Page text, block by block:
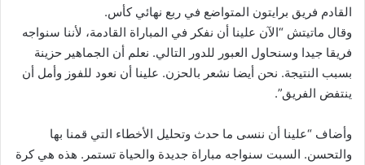
القادم فريق برايتون المتواضع في ربع نهائي كأس.
وقال ماتيتش “الآن علينا أن نفكر في المباراة القادمة، لأننا سنواجه
فريقا جيدا وسنحاول العبور للدور التالي. نعلم أن الجماهير حزينة
بسبب النتيجة. نحن أيضا نشعر بالحزن. علينا أن نعود للفوز وأمل أن
ينتفض الفريق”.
وأضاف “علينا أن ننسى ما حدث وتحليل الأخطاء التي قمنا بها
والتحسن. السبت سنواجه مباراة جديدة والحياة تستمر. هذه هي كرة